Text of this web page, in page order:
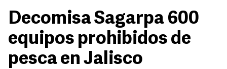
Decomisa Sagarpa 600
equipos prohibidos de
pesca en Jalisco